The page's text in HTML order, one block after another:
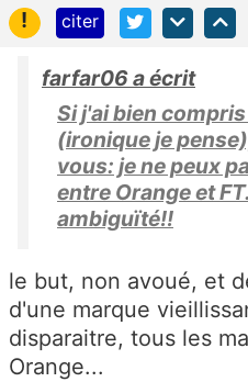
!
citer
farfar06 a écrit
Si j'ai bien
(ironique je
vous: je ne peux
entre Orange et
ambiguïté!!
le but, non avoué, et
d'une marque
disparaitre, tous les
Orange...